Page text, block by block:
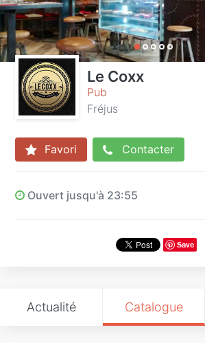
Le Coxx
Pub
Fréjus
Favori Contacter
Ouvert jusqu'à 23:55
Save
Actualité Catalogue